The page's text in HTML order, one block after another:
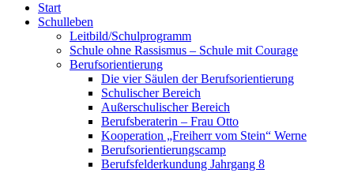
Start
Schulleben
Leitbild/Schulprogramm
Schule ohne Rassismus – Schule mit Courage
Berufsorientierung
Die vier Säulen der Berufsorientierung
Schulischer Bereich
Außerschulischer Bereich
Berufsberaterin – Frau Otto
Kooperation „Freiherr vom Stein“ Werne
Berufsorientierungscamp
Berufsfelderkundung Jahrgang 8